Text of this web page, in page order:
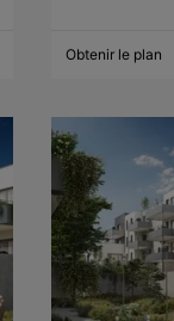
Obtenir le plan